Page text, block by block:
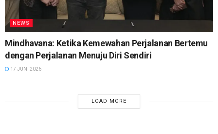
NEWS
Mindhavana: Ketika Kemewahan Perjalanan Bertemu
dengan Perjalanan Menuju Diri Sendiri
17 JUNI 2026
LOAD MORE